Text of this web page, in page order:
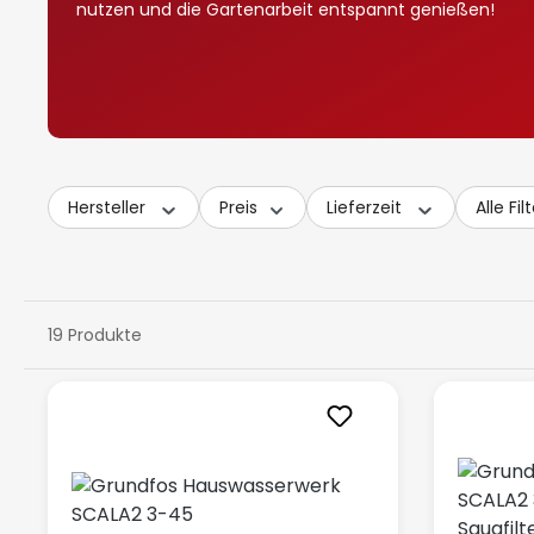
nutzen und die Gartenarbeit entspannt genießen!
Hersteller Preis Lieferzeit Alle
19 Produkte